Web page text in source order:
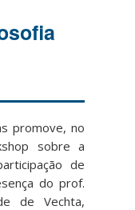
promove, no
sobre a
de
do prof.
de Vechta,